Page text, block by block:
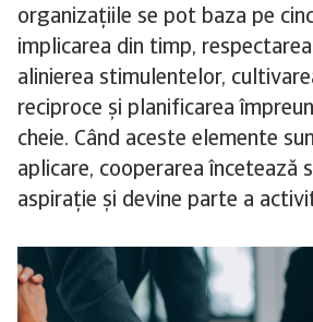
organizațiile se pot baza pe
implicarea din timp,
alinierea stimulentelor,
reciproce și planificarea
cheie. Când aceste elemente
aplicare, cooperarea încetează
aspirație și devine parte a